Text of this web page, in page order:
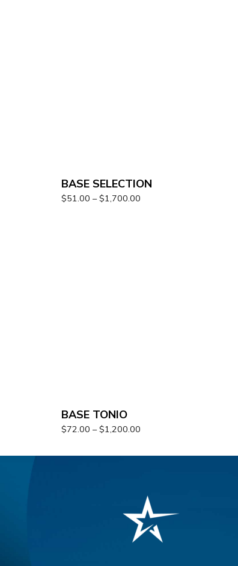
BASE SELECTION
$51.00 – $1,700.00
BASE TONIO
$72.00 – $1,200.00